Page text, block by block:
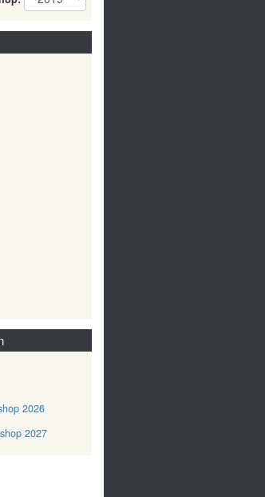
2026
2027